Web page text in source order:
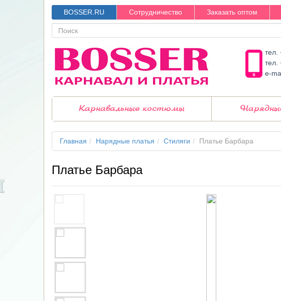
BOSSER.RU Сотрудничество Заказать оптом
тел.
тел.
e-
Карнавальные костюмы
Главная Нарядные платья Стиляги Платье Барбара
Платье Барбара